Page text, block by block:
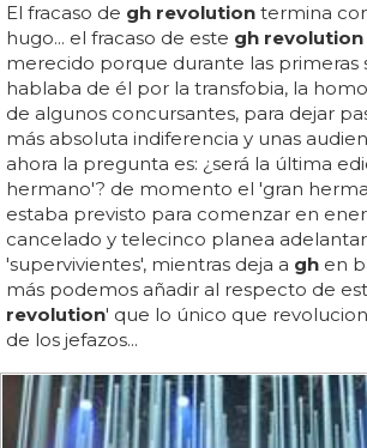
El fracaso de gh revolution termina
hugo... el fracaso de este gh revolution
merecido porque durante las primeras
hablaba de él por la transfobia, la
de algunos concursantes, para dejar
más absoluta indiferencia y unas
ahora la pregunta es: ¿será la última
hermano'? de momento el 'gran
estaba previsto para comenzar en
cancelado y telecinco planea
'supervivientes', mientras deja a gh en
más podemos añadir al respecto de
revolution' que lo único que
de los jefazos...